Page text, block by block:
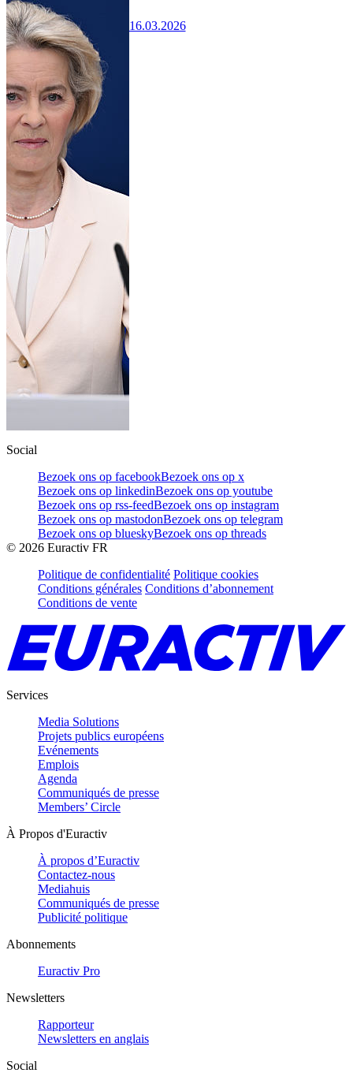
16.03.2026
Social
Bezoek ons op facebookBezoek ons op x
Bezoek ons op linkedinBezoek ons op youtube
Bezoek ons op rss-feedBezoek ons op instagram
Bezoek ons op mastodonBezoek ons op telegram
Bezoek ons op blueskyBezoek ons op threads
© 2026 Euractiv FR
Politique de confidentialité Politique cookies
Conditions générales Conditions d’abonnement
Conditions de vente
Services
Media Solutions
Projets publics européens
Evénements
Emplois
Agenda
Communiqués de presse
Members’ Circle
À Propos d'Euractiv
À propos d’Euractiv
Contactez-nous
Mediahuis
Communiqués de presse
Publicité politique
Abonnements
Euractiv Pro
Newsletters
Rapporteur
Newsletters en anglais
Social